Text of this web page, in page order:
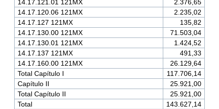
14.17.121.01 121MX
2.376,65
14.17.120.06 121MX
2.235,02
14.17.127 121MX
135,82
14.17.130.00 121MX
71.503,04
14.17.130.01 121MX
1.424,52
14.17.137 121MX
491,33
14.17.160.00 121MX
26.129,64
Total Capítulo I
117.706,14
Capítulo II
25.921,00
Total Capítulo II
25.921,00
Total
143.627,14